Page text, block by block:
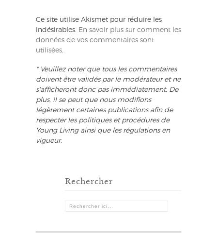
Ce site utilise Akismet pour réduire les
indésirables. En savoir plus sur comment les
données de vos commentaires sont
utilisées.
* Veuillez noter que tous les commentaires
doivent être validés par le modérateur et ne
s'afficheront donc pas immédiatement. De
plus, il se peut que nous modifions
légèrement certaines publications afin de
respecter les politiques et procédures de
Young Living ainsi que les régulations en
vigueur.
Rechercher